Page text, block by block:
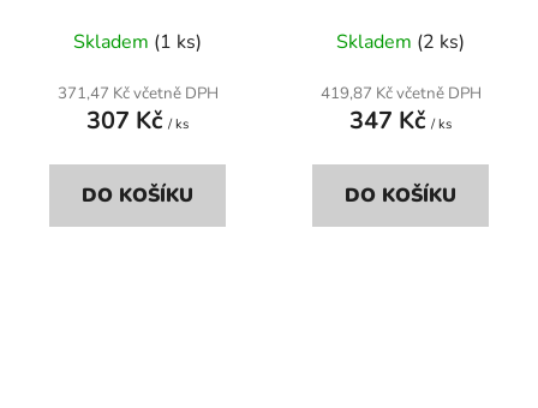
Skladem (1 ks)
371,47 Kč včetně DPH
307 Kč / ks
DO KOŠÍKU
Skladem (2 ks)
419,87 Kč včetně DPH
347 Kč / ks
DO KOŠÍKU